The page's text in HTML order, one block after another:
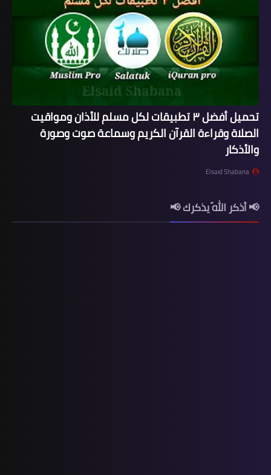
تحميل أفضل ٣ تطبيقات لكل مسلم للأذان ومواقيت
الصلاة وقراءة القرآن الكريم وسماعة صوت وصورة
والأذكار
Elsaid Shabana
📢 أذكر اللّه يذكرك 📢